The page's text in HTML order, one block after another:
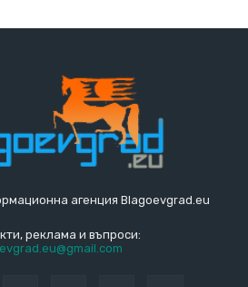
агенция Blagoevgrad.eu
реклама и въпроси: